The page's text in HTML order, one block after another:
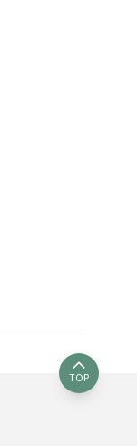
TOP